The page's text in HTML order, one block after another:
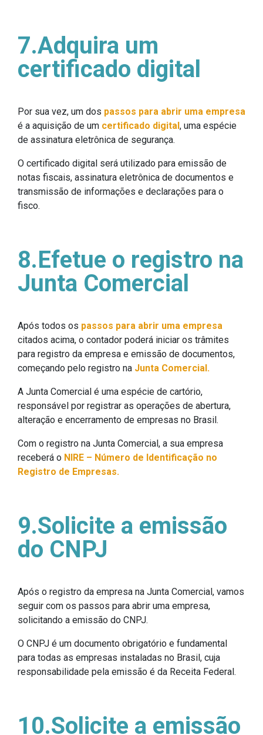
7.Adquira um
certificado digital
Por sua vez, um dos passos para abrir uma empresa
é a aquisição de um certificado digital, uma espécie
de assinatura eletrônica de segurança.
O certificado digital será utilizado para emissão de
notas fiscais, assinatura eletrônica de documentos e
transmissão de informações e declarações para o
fisco.
8.Efetue o registro na
Junta Comercial
Após todos os passos para abrir uma empresa
citados acima, o contador poderá iniciar os trâmites
para registro da empresa e emissão de documentos,
começando pelo registro na Junta Comercial.
A Junta Comercial é uma espécie de cartório,
responsável por registrar as operações de abertura,
alteração e encerramento de empresas no Brasil.
Com o registro na Junta Comercial, a sua empresa
receberá o NIRE – Número de Identificação no
Registro de Empresas.
9.Solicite a emissão
do CNPJ
Após o registro da empresa na Junta Comercial, vamos
seguir com os passos para abrir uma empresa,
solicitando a emissão do CNPJ.
O CNPJ é um documento obrigatório e fundamental
para todas as empresas instaladas no Brasil, cuja
responsabilidade pela emissão é da Receita Federal.
10.Solicite a emissão